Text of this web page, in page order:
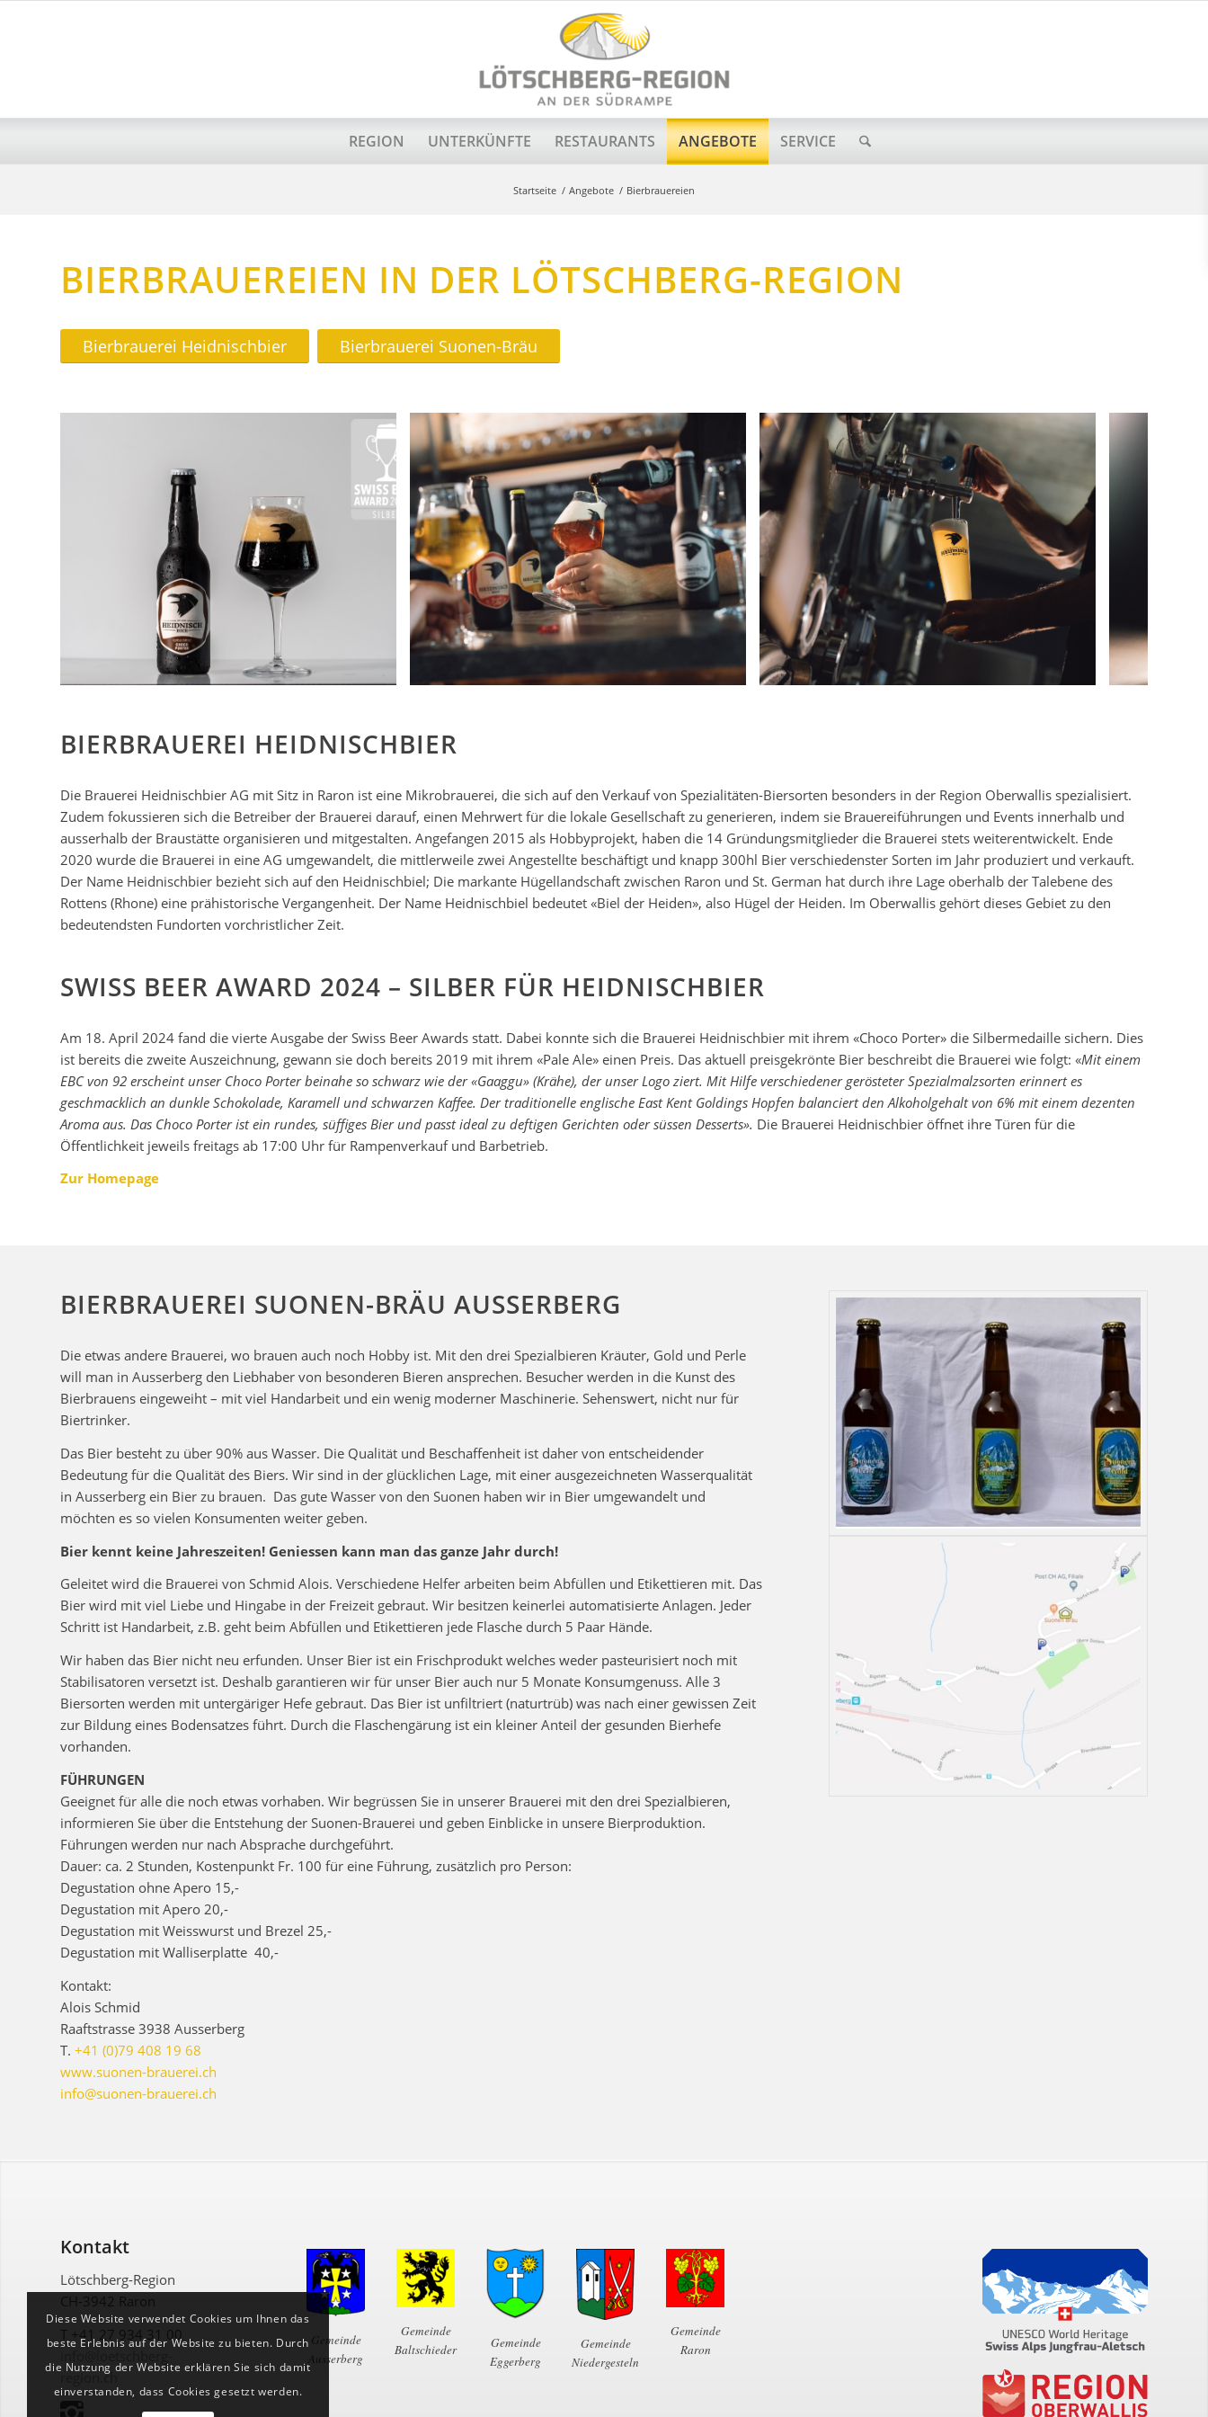
REGION UNTERKÜNFTE RESTAURANTS ANGEBOTE SERVICE
Startseite / Angebote / Bierbrauereien
BIERBRAUEREIEN IN DER LÖTSCHBERG-REGION
Bierbrauerei Heidnischbier Bierbrauerei Suonen-Bräu
BIERBRAUEREI HEIDNISCHBIER
Die Brauerei Heidnischbier AG mit Sitz in Raron ist eine Mikrobrauerei, die sich auf den Verkauf von Spezialitäten-Biersorten besonders in der Region Oberwallis spezialisiert.
Zudem fokussieren sich die Betreiber der Brauerei darauf, einen Mehrwert für die lokale Gesellschaft zu generieren, indem sie Brauereiführungen und Events innerhalb und
ausserhalb der Braustätte organisieren und mitgestalten. Angefangen 2015 als Hobbyprojekt, haben die 14 Gründungsmitglieder die Brauerei stets weiterentwickelt. Ende
2020 wurde die Brauerei in eine AG umgewandelt, die mittlerweile zwei Angestellte beschäftigt und knapp 300hl Bier verschiedenster Sorten im Jahr produziert und verkauft.
Der Name Heidnischbier bezieht sich auf den Heidnischbiel; Die markante Hügellandschaft zwischen Raron und St. German hat durch ihre Lage oberhalb der Talebene des
Rottens (Rhone) eine prähistorische Vergangenheit. Der Name Heidnischbiel bedeutet «Biel der Heiden», also Hügel der Heiden. Im Oberwallis gehört dieses Gebiet zu den
bedeutendsten Fundorten vorchristlicher Zeit.
SWISS BEER AWARD 2024 – SILBER FÜR HEIDNISCHBIER
Am 18. April 2024 fand die vierte Ausgabe der Swiss Beer Awards statt. Dabei konnte sich die Brauerei Heidnischbier mit ihrem «Choco Porter» die Silbermedaille sichern. Dies
ist bereits die zweite Auszeichnung, gewann sie doch bereits 2019 mit ihrem «Pale Ale» einen Preis. Das aktuell preisgekrönte Bier beschreibt die Brauerei wie folgt: «Mit einem
EBC von 92 erscheint unser Choco Porter beinahe so schwarz wie der «Gaaggu» (Krähe), der unser Logo ziert. Mit Hilfe verschiedener gerösteter Spezialmalzsorten erinnert es
geschmacklich an dunkle Schokolade, Karamell und schwarzen Kaffee. Der traditionelle englische East Kent Goldings Hopfen balanciert den Alkoholgehalt von 6% mit einem dezenten
Aroma aus. Das Choco Porter ist ein rundes, süffiges Bier und passt ideal zu deftigen Gerichten oder süssen Desserts». Die Brauerei Heidnischbier öffnet ihre Türen für die
Öffentlichkeit jeweils freitags ab 17:00 Uhr für Rampenverkauf und Barbetrieb.
Zur Homepage
BIERBRAUEREI SUONEN-BRÄU AUSSERBERG
Die etwas andere Brauerei, wo brauen auch noch Hobby ist. Mit den drei Spezialbieren Kräuter, Gold und Perle
will man in Ausserberg den Liebhaber von besonderen Bieren ansprechen. Besucher werden in die Kunst des
Bierbrauens eingeweiht – mit viel Handarbeit und ein wenig moderner Maschinerie. Sehenswert, nicht nur für
Biertrinker.
Das Bier besteht zu über 90% aus Wasser. Die Qualität und Beschaffenheit ist daher von entscheidender
Bedeutung für die Qualität des Biers. Wir sind in der glücklichen Lage, mit einer ausgezeichneten Wasserqualität
in Ausserberg ein Bier zu brauen. Das gute Wasser von den Suonen haben wir in Bier umgewandelt und
möchten es so vielen Konsumenten weiter geben.
Bier kennt keine Jahreszeiten! Geniessen kann man das ganze Jahr durch!
Geleitet wird die Brauerei von Schmid Alois. Verschiedene Helfer arbeiten beim Abfüllen und Etikettieren mit. Das
Bier wird mit viel Liebe und Hingabe in der Freizeit gebraut. Wir besitzen keinerlei automatisierte Anlagen. Jeder
Schritt ist Handarbeit, z.B. geht beim Abfüllen und Etikettieren jede Flasche durch 5 Paar Hände.
Wir haben das Bier nicht neu erfunden. Unser Bier ist ein Frischprodukt welches weder pasteurisiert noch mit
Stabilisatoren versetzt ist. Deshalb garantieren wir für unser Bier auch nur 5 Monate Konsumgenuss. Alle 3
Biersorten werden mit untergäriger Hefe gebraut. Das Bier ist unfiltriert (naturtrüb) was nach einer gewissen Zeit
zur Bildung eines Bodensatzes führt. Durch die Flaschengärung ist ein kleiner Anteil der gesunden Bierhefe
vorhanden.
FÜHRUNGEN
Geeignet für alle die noch etwas vorhaben. Wir begrüssen Sie in unserer Brauerei mit den drei Spezialbieren,
informieren Sie über die Entstehung der Suonen-Brauerei und geben Einblicke in unsere Bierproduktion.
Führungen werden nur nach Absprache durchgeführt.
Dauer: ca. 2 Stunden, Kostenpunkt Fr. 100 für eine Führung, zusätzlich pro Person:
Degustation ohne Apero 15,-
Degustation mit Apero 20,-
Degustation mit Weisswurst und Brezel 25,-
Degustation mit Walliserplatte 40,-
Kontakt:
Alois Schmid
Raaftstrasse 3938 Ausserberg
T. +41 (0)79 408 19 68
www.suonen-brauerei.ch
info@suonen-brauerei.ch
Kontakt
Lötschberg-Region
CH-3942 Raron
T +41 27 934 31 00
region.ch
Gemeinde
Ausserberg
Gemeinde
Baltschieder
Gemeinde
Eggerberg
Gemeinde
Niedergesteln
Gemeinde
Raron
Diese Website verwendet Cookies um Ihnen das
beste Erlebnis auf der Website zu bieten. Durch
die Nutzung der Website erklären Sie sich damit
einverstanden, dass Cookies gesetzt werden.